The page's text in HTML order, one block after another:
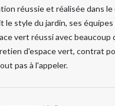
réussie et réalisée dans le
le style du jardin, ses
vert réussi avec beaucoup
d'espace vert, contrat
pas à l'appeler.